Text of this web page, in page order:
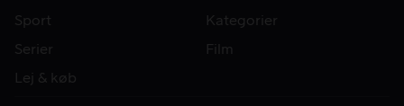
Sport
Kategorier
Serier
Film
Lej & køb